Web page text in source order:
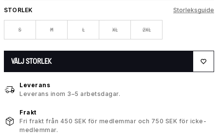
STORLEK Storleksguide
S M L XL 2XL
VÄLJ STORLEK
Leverans
Leverans inom 3–5 arbetsdagar.
Frakt
Fri frakt från 450 SEK för medlemmar och 750 SEK för icke-
medlemmar.